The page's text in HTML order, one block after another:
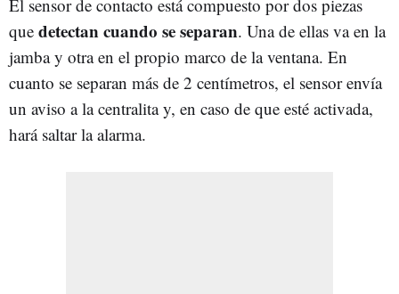
El sensor de contacto está compuesto por dos piezas
que detectan cuando se separan. Una de ellas va en la
jamba y otra en el propio marco de la ventana. En
cuanto se separan más de 2 centímetros, el sensor envía
un aviso a la centralita y, en caso de que esté activada,
hará saltar la alarma.